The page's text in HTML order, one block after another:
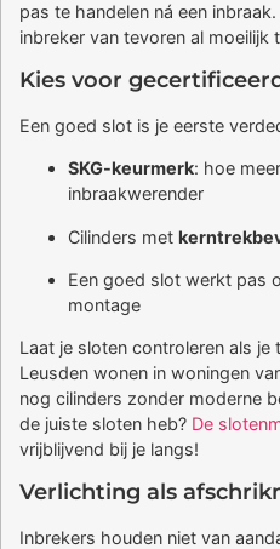
pas te handelen ná een
inbreker van tevoren al moeilijk
Kies voor
Een goed slot is je eerste
SKG-keurmerk: hoe
inbraakwerender
Cilinders met
Een goed slot werkt pas
montage
Laat je sloten controleren als je
Leusden wonen in woningen
nog cilinders zonder moderne
de juiste sloten heb? De
vrijblijvend bij je langs!
Verlichting als
Inbrekers houden niet van